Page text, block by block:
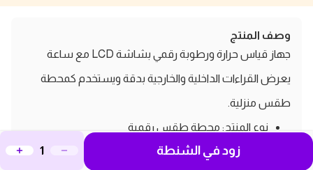
وصف المنتج
جهاز قياس حرارة ورطوبة رقمي بشاشة LCD مع ساعة
يعرض القراءات الداخلية والخارجية بدقة ويستخدم كمحطة
طقس منزلية.
نوع المنتج: محطة طقس رقمية
الخامة: بلاستيك
زود في الشنطة